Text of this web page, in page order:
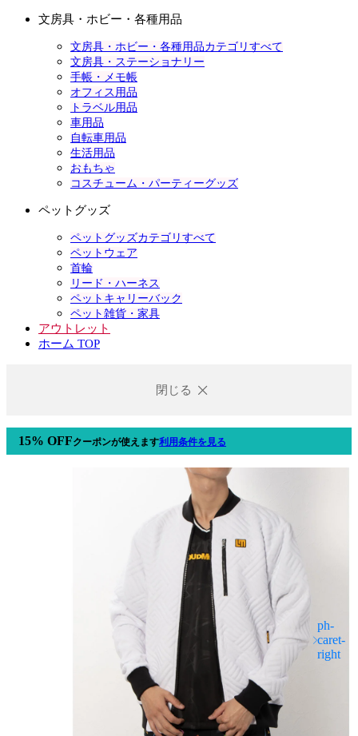
文房具・ホビー・各種用品
文房具・ホビー・各種用品カテゴリすべて
文房具・ステーショナリー
手帳・メモ帳
オフィス用品
トラベル用品
車用品
自転車用品
生活用品
おもちゃ
コスチューム・パーティーグッズ
ペットグッズ
ペットグッズカテゴリすべて
ペットウェア
首輪
リード・ハーネス
ペットキャリーバック
ペット雑貨・家具
アウトレット
ホーム TOP
閉じる
15% OFFクーポンが使えます利用条件を見る